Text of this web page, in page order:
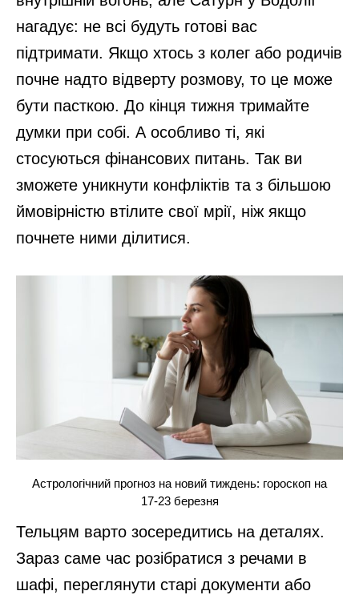
нагадує: не всі будуть готові вас
підтримати. Якщо хтось з колег або родичів
почне надто відверту розмову, то це може
бути пасткою. До кінця тижня тримайте
думки при собі. А особливо ті, які
стосуються фінансових питань. Так ви
зможете уникнути конфліктів та з більшою
ймовірністю втілите свої мрії, ніж якщо
почнете ними ділитися.
Астрологічний прогноз на новий тиждень: гороскоп на
17-23 березня
Тельцям варто зосередитись на деталях.
Зараз саме час розібратися з речами в
шафі, переглянути старі документи або